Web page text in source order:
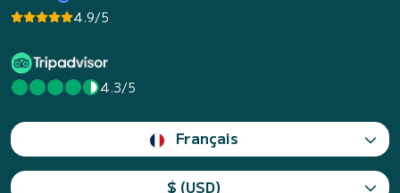
4.9/5
4.3/5
Français
$ (USD)